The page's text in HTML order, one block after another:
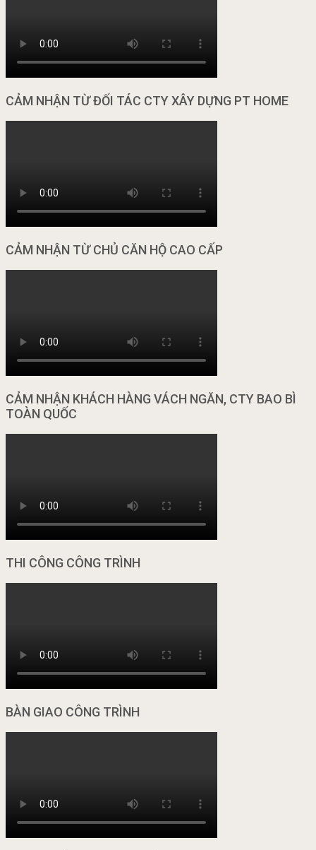
CẢM NHẬN TỪ ĐỐI TÁC CTY XÂY DỰNG PT HOME
CẢM NHẬN TỪ CHỦ CĂN HỘ CAO CẤP
CẢM NHẬN KHÁCH HÀNG VÁCH NGĂN, CTY BAO BÌ
TOÀN QUỐC
THI CÔNG CÔNG TRÌNH
BÀN GIAO CÔNG TRÌNH